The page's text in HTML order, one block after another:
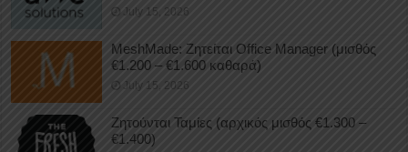
July 15, 2026
MeshMade: Ζητείται Office Manager (μισθός
€1.200 – €1.600 καθαρά)
July 15, 2026
Ζητούνται Ταμίες (αρχικός μισθός €1.300 –
€1.400)